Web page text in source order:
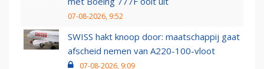
07-08-2026, 9:52
SWISS hakt knoop door: maatschappij gaat
afscheid nemen van A220-100-vloot
07-08-2026, 9:09